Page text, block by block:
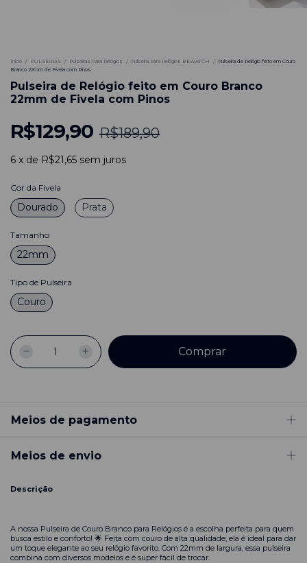
Início / PULSEIRAS / Pulseiras Para Relógios / Pulseira Para Relógios BEWATCH /
Pulseira de Relógio feito em Couro
Branco 22mm de Fivela com Pinos
Pulseira de Relógio feito em Couro Branco
22mm de Fivela com Pinos
R$129,90 R$189,90
6 x de R$21,65 sem juros
Cor da Fivela
Dourado Prata
Tamanho
22mm
Tipo de Pulseira
Couro
Meios de pagamento
Meios de envio
Descrição
A nossa Pulseira de Couro Branco para Relógios é a escolha perfeita para quem
busca estilo e conforto! 🌟 Feita com couro de alta qualidade, ela é ideal para dar
um toque elegante ao seu relógio favorito. Com 22mm de largura, essa pulseira
combina com diversos modelos e é super fácil de trocar.